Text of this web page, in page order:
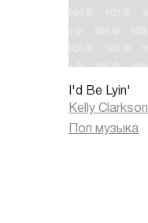
I'd Be Lyin'
Kelly Clarkson
Поп музыка